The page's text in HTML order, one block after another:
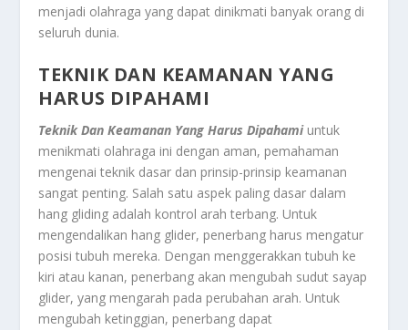
menjadi olahraga yang dapat dinikmati banyak orang di
seluruh dunia.
TEKNIK DAN KEAMANAN YANG
HARUS DIPAHAMI
Teknik Dan Keamanan Yang Harus Dipahamiuntuk
menikmati olahraga ini dengan aman, pemahaman
mengenai teknik dasar dan prinsip-prinsip keamanan
sangat penting. Salah satu aspek paling dasar dalam
hang gliding adalah kontrol arah terbang. Untuk
mengendalikan hang glider, penerbang harus mengatur
posisi tubuh mereka. Dengan menggerakkan tubuh ke
kiri atau kanan, penerbang akan mengubah sudut sayap
glider, yang mengarah pada perubahan arah. Untuk
mengubah ketinggian, penerbang dapat